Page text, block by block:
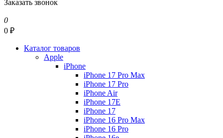
Заказать звонок
0
0 ₽
Каталог товаров
Apple
iPhone
iPhone 17 Pro Max
iPhone 17 Pro
iPhone Air
iPhone 17E
iPhone 17
iPhone 16 Pro Max
iPhone 16 Pro